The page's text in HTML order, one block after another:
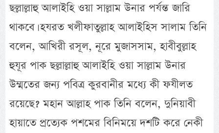
ছল্লাল্লাহু আলাইহি ওয়া সাল্লাম উনার পর্যন্ত জারি
থাকবে। হযরত খলীফাতুল্লাহ আলাইহিস সালাম তিনি
বলেন, আখিরী রসূল, নূরে মুজাসসাম, হাবীবুল্লাহ
হুযূর পাক ছল্লাল্লাহু আলাইহি ওয়া সাল্লাম উনার
উম্মতের জন্য পবিত্র কুরবানীর মধ্যে কী ফযীলত
রয়েছে? মহান আল্লাহ পাক তিনি বলেন, দুনিয়াবী
হায়াতে প্রত্যেক পশমের বিনিময়ে দশটি করে নেকী